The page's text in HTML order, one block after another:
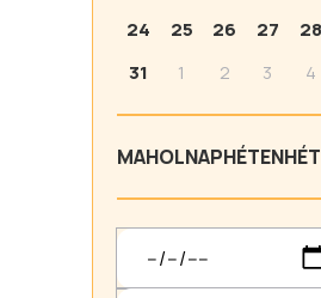
24
25 26 27 28
31
1 2 3 4
MAHOLNAPHÉTEN